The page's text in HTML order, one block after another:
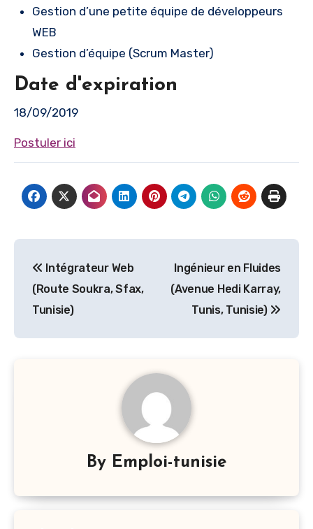
Gestion d’une petite équipe de développeurs
WEB
Gestion d’équipe (Scrum Master)
Date d'expiration
18/09/2019
Postuler ici
de
l’article
Intégrateur Web
(Route Soukra, Sfax,
Tunisie)
Ingénieur en Fluides
(Avenue Hedi Karray,
Tunis, Tunisie)
By Emploi-tunisie